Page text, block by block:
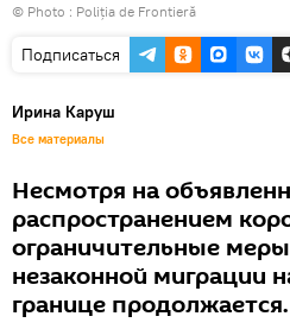
© Photo : Poliția de Frontieră
Подписаться
Ирина Каруш
Все материалы
Несмотря на
распространением
ограничительные
незаконной миграции
границе продолжается.